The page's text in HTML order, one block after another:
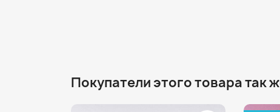
Покупатели этого товара так